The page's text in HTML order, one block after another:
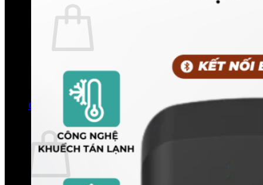
Chưa có sản phẩm trong giỏ hàng.
Quay trở lại cửa hàng
0
Giỏ hàng